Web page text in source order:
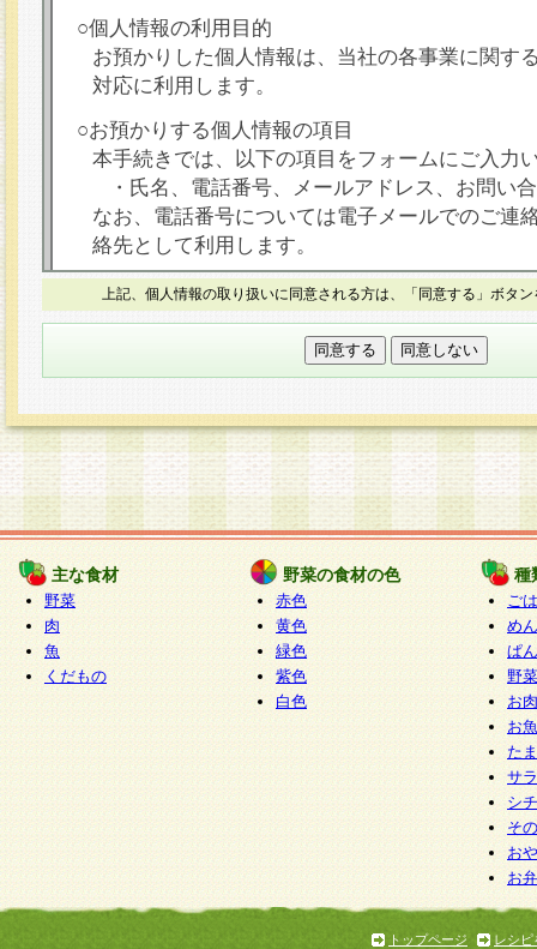
○個人情報の利用目的
お預かりした個人情報は、当社の各事業に関す
対応に利用します。
○お預かりする個人情報の項目
本手続きでは、以下の項目をフォームにご入力
・氏名、電話番号、メールアドレス、お問い
なお、電話番号については電子メールでのご連
絡先として利用します。
○本人が容易に認識できない方法による個人情報
本フォームでは、セッション管理のためCookie
○個人情報の第三者提供について
力いただく個人情報は第三者に提供しません。
○個人情報の委託について
個人情報の取り扱いを外部に委託する場合は、
情報管理基準を満たす企業を選定して委託を行
が行われるよう監督します。
○開示対象個人情報の開示等および問い合わせ窓口
本人からの求めにより、当社が本件により取得
報の利用目的の通知・開示・内容の訂正・追加
停止・消去及び第三者への提供の禁止（以下、
といいます。）に応じます。
開示等に応じる窓口は以下になります。
ぱくすく食堂個人情報お客様相談窓口 paku-
m
個人情報を与えることは任意ですが、個人情報
意をいただけない場合には、当社のサービスの
お問い合わせ・ご相談への対応ができない場合
上記、個人情報の取り扱いに同意される方は、「同意する」ボタ
主な食材
野菜
肉
魚
くだもの
野菜の食材の色
赤色
黄色
緑色
紫色
白色
種
ご
めん
ぱん
野
お
お
た
サ
シ
そ
お
お
トップページ
レシピ